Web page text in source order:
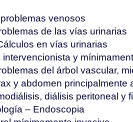
venosos
de las vías urinarias
en vías urinarias
intervencionista y
del árbol vascular,
y abdomen principalmente
diálisis peritoneal y
– Endoscopia